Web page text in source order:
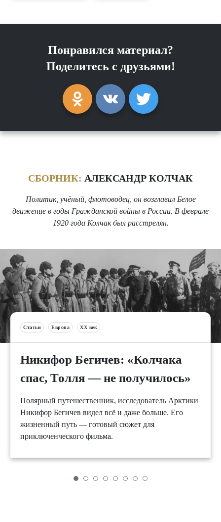
Понравился материал?
Поделитесь с друзьями!
СБОРНИК: АЛЕКСАНДР КОЛЧАК
Политик, учёный, флотоводец, он возглавил Белое
движение в годы Гражданской войны в России. В феврале
1920 года Колчак был расстрелян.
Статьи Европа XX век
Никифор Бегичев: «Колчака
спас, Толля — не получилось»
Полярный путешественник, исследователь Арктики
Никифор Бегичев видел всё и даже больше. Его
жизненный путь — готовый сюжет для
приключенческого фильма.